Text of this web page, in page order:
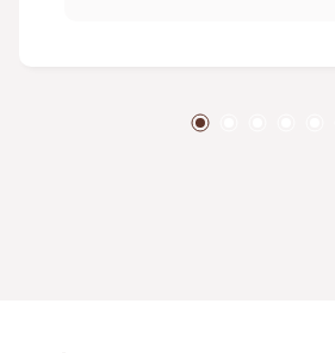
Banheiro externo com armário;